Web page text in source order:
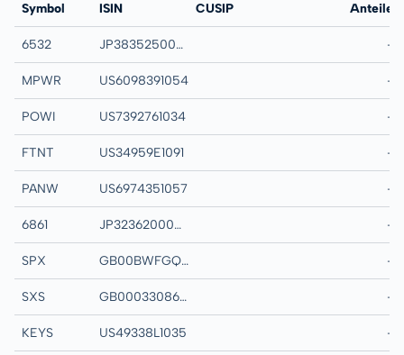
Symbol ISIN CUSIP Anteile
6532 JP3835250006 BAYCURRENT -
MPWR US6098391054 MONOLITHIC -
POWI US7392761034 POWER -
FTNT US34959E1091 -
PANW US6974351057 PALO ALTO -
6861 JP3236200006 KEYENCE CORP-
SPX GB00BWFGQN14 SPIRAX-SARCO-
SXS GB0003308607 -
KEYS US49338L1035 KEYSIGHT -